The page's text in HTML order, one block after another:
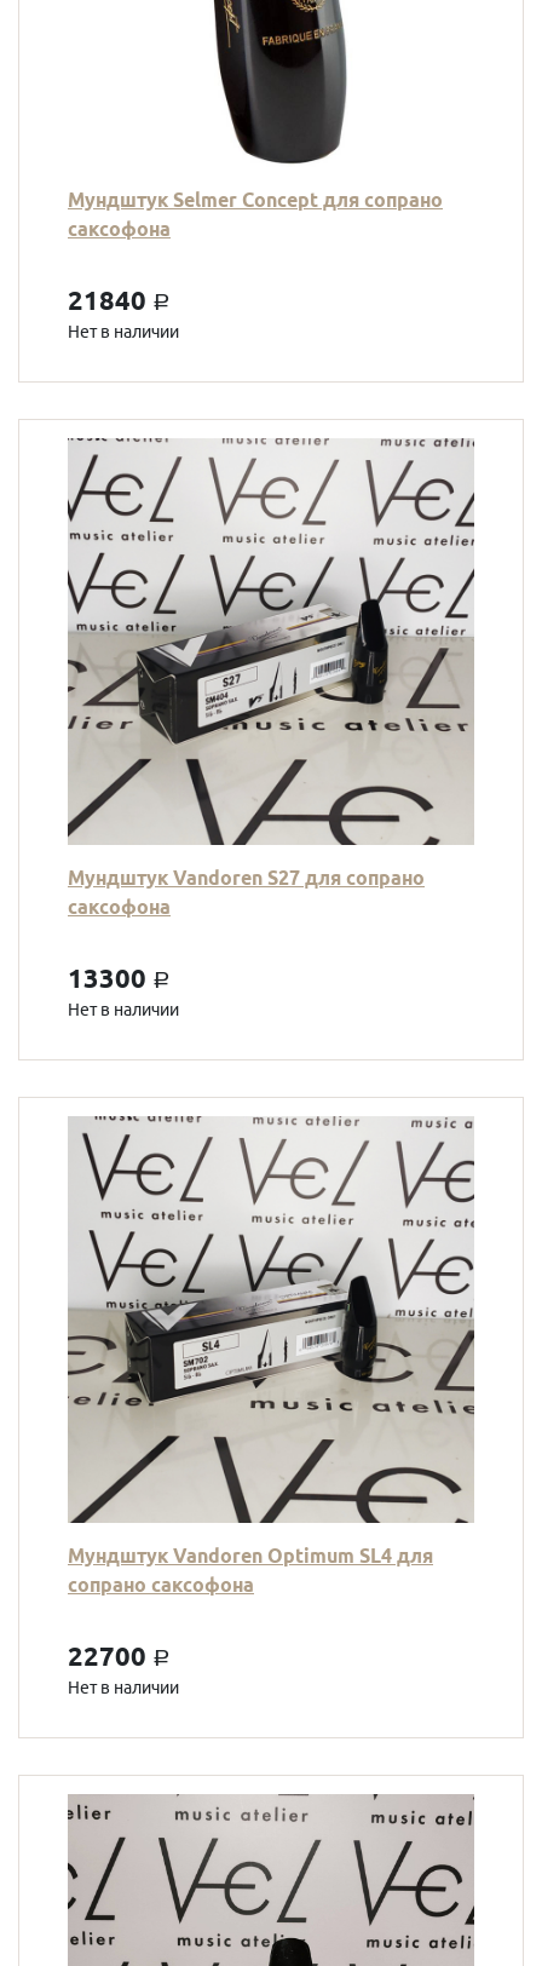
Мундштук Selmer Concept для сопрано
саксофона
21840 a
Нет в наличии
Мундштук Vandoren S27 для сопрано
саксофона
13300 a
Нет в наличии
Мундштук Vandoren Optimum SL4 для
сопрано саксофона
22700 a
Нет в наличии